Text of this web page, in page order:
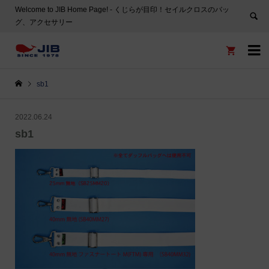
Welcome to JIB Home Page! ‐ くじらが目印！セイルクロスのバッ
グ、アクセサリー


sb1
2022.06.24
sb1